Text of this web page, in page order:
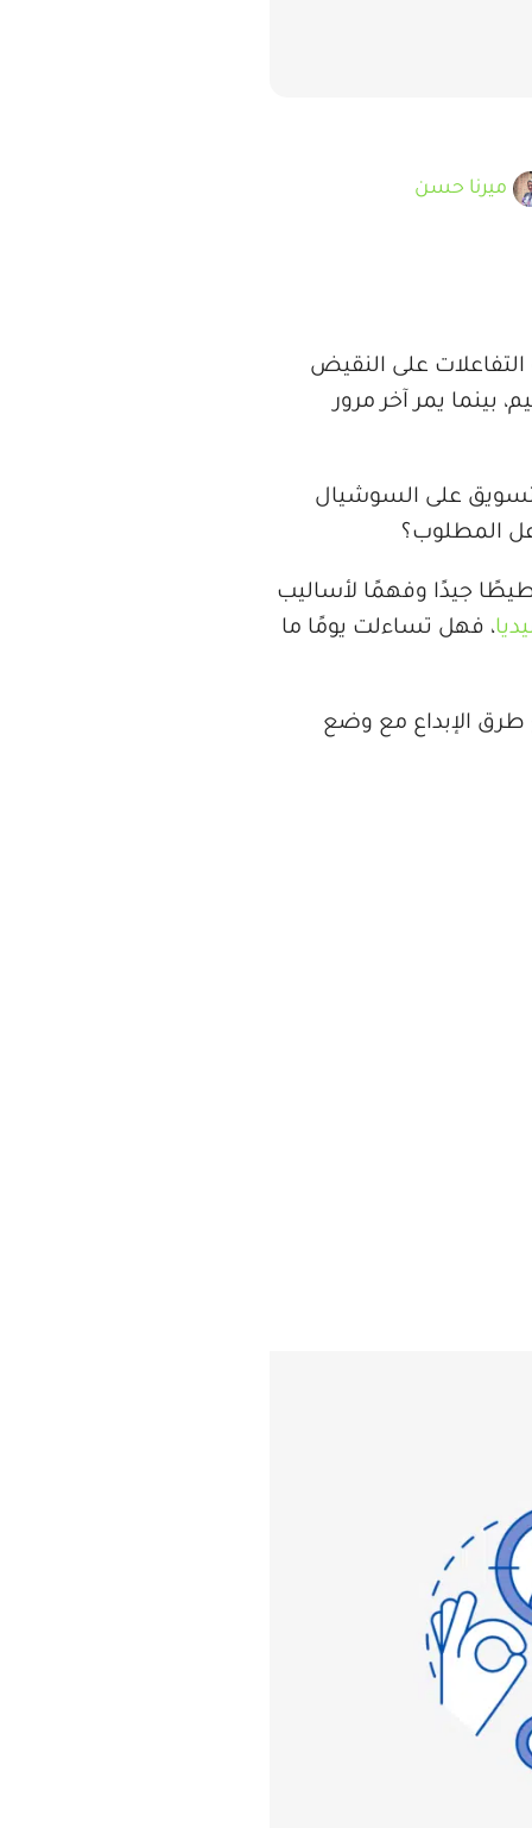
ميرنا حسن
على النقيض
بينما يمر آخر مرور
على السوشيال
المطلوب؟
جيدًا وفهمًا لأساليب
، فهل تساءلت يومًا ما
طرق الإبداع مع وضع